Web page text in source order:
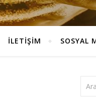
İLETİŞİM SOSYAL